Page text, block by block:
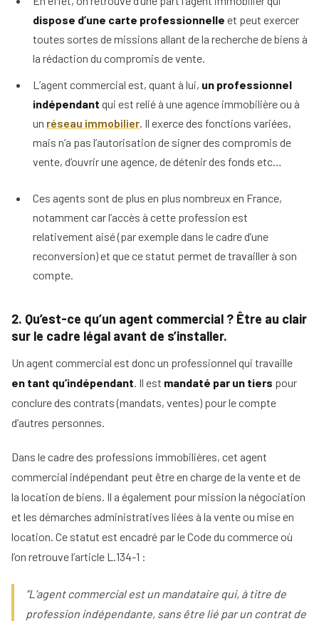
dispose d’une carte professionnelle et peut exercer
toutes sortes de missions allant de la recherche de biens à
la rédaction du compromis de vente.
L’agent commercial est, quant à lui, un professionnel
indépendant qui est relié à une agence immobilière ou à
un réseau immobilier. Il exerce des fonctions variées,
mais n’a pas l’autorisation de signer des compromis de
vente, d’ouvrir une agence, de détenir des fonds etc…
Ces agents sont de plus en plus nombreux en France,
notamment car l’accès à cette profession est
relativement aisé (par exemple dans le cadre d’une
reconversion) et que ce statut permet de travailler à son
compte.
2. Qu’est-ce qu’un agent commercial ? Être au clair
sur le cadre légal avant de s’installer.
Un agent commercial est donc un professionnel qui travaille
en tant qu’indépendant. Il est mandaté par un tiers pour
conclure des contrats (mandats, ventes) pour le compte
d’autres personnes.
Dans le cadre des professions immobilières, cet agent
commercial indépendant peut être en charge de la vente et de
la location de biens. Il a également pour mission la négociation
et les démarches administratives liées à la vente ou mise en
location. Ce statut est encadré par le Code du commerce où
l’on retrouve l’article L.134-1 :
”L’agent commercial est un mandataire qui, à titre de
profession indépendante, sans être lié par un contrat de